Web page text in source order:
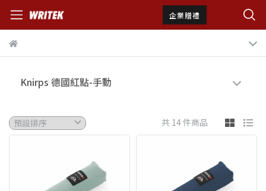
企業贈禮
Knirps 德國紅點-手動
共 14 件商品